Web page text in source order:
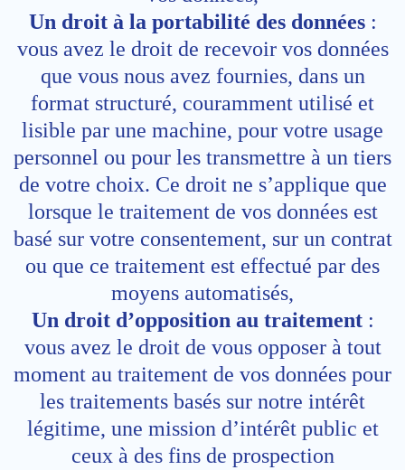
Un droit à la portabilité des données:
vous avez le droit de recevoir vos données
que vous nous avez fournies, dans un
format structuré, couramment utilisé et
lisible par une machine, pour votre usage
personnel ou pour les transmettre à un tiers
de votre choix. Ce droit ne s’applique que
lorsque le traitement de vos données est
basé sur votre consentement, sur un contrat
ou que ce traitement est effectué par des
moyens automatisés,
Un droit d’opposition au traitement:
vous avez le droit de vous opposer à tout
moment au traitement de vos données pour
les traitements basés sur notre intérêt
légitime, une mission d’intérêt public et
ceux à des fins de prospection